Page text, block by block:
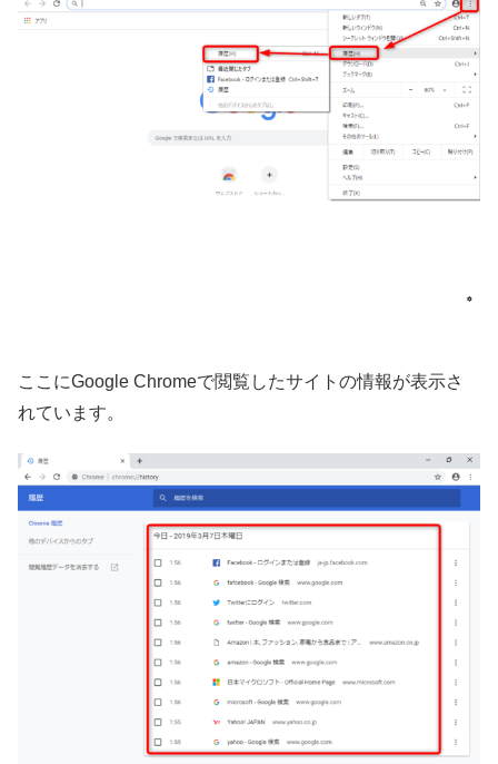
ここにGoogle Chromeで閲覧したサイトの情報が表示さ
れています。